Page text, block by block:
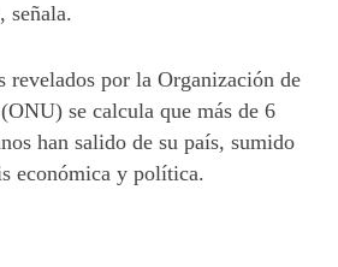
señala.
revelados por la Organización de
se calcula que más de 6
han salido de su país, sumido
económica y política.